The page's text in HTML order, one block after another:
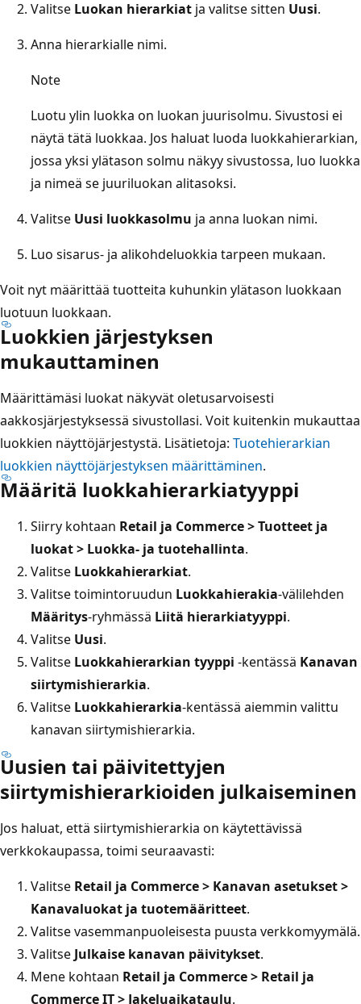
Valitse Luokan hierarkiat ja valitse sitten Uusi.
Anna hierarkialle nimi.
Note
Luotu ylin luokka on luokan juurisolmu. Sivustosi ei
näytä tätä luokkaa. Jos haluat luoda luokkahierarkian,
jossa yksi ylätason solmu näkyy sivustossa, luo luokka
ja nimeä se juuriluokan alitasoksi.
Valitse Uusi luokkasolmu ja anna luokan nimi.
Luo sisarus- ja alikohdeluokkia tarpeen mukaan.
Voit nyt määrittää tuotteita kuhunkin ylätason luokkaan
luotuun luokkaan.
Luokkien järjestyksen
mukauttaminen
Määrittämäsi luokat näkyvät oletusarvoisesti
aakkosjärjestyksessä sivustollasi. Voit kuitenkin mukauttaa
luokkien näyttöjärjestystä. Lisätietoja: Tuotehierarkian
luokkien näyttöjärjestyksen määrittäminen.
Määritä luokkahierarkiatyyppi
Siirry kohtaan Retail ja Commerce > Tuotteet ja
luokat > Luokka- ja tuotehallinta.
Valitse Luokkahierarkiat.
Valitse toimintoruudun Luokkahierakia-välilehden
Määritys-ryhmässä Liitä hierarkiatyyppi.
Valitse Uusi.
Valitse Luokkahierarkian tyyppi -kentässä Kanavan
siirtymishierarkia.
Valitse Luokkahierarkia-kentässä aiemmin valittu
kanavan siirtymishierarkia.
Uusien tai päivitettyjen
siirtymishierarkioiden julkaiseminen
Jos haluat, että siirtymishierarkia on käytettävissä
verkkokaupassa, toimi seuraavasti:
Valitse Retail ja Commerce > Kanavan asetukset >
Kanavaluokat ja tuotemääritteet.
Valitse vasemmanpuoleisesta puusta verkkomyymälä.
Valitse Julkaise kanavan päivitykset.
Mene kohtaan Retail ja Commerce > Retail ja
Commerce IT > Jakeluaikataulu.